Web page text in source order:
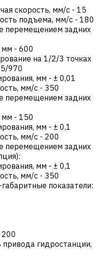
скорость, мм/с - 15
подъема, мм/с - 180
перемещением задних
мм - 600
на 1/2/3 точках
970
мм - ± 0,01
мм/с - 350
перемещением задних
мм - 150
мм - ± 0,1
мм/с - 200
перемещением задних
мм - ± 0,1
мм/с - 350
показатели:
200
гидростанции,